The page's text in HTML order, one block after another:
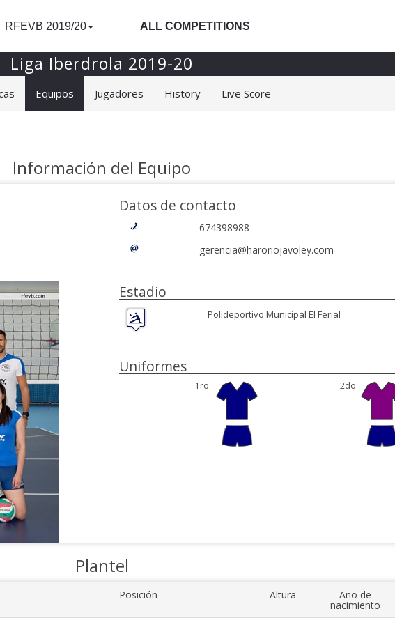
RFEVB 2019/20 ALL COMPETITIONS
Liga Iberdrola 2019-20
Equipos Jugadores History Live Score
Información del Equipo
Datos de contacto
674398988
gerencia@haroriojavoley.com
Estadio
Polideportivo Municipal El Ferial
Uniformes
1ro 2do
Plantel
Posición Altura Año de
nacimiento